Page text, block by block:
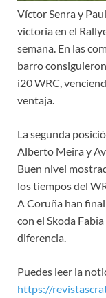
Víctor Senra y
victoria en el
semana. En las
barro
i20 WRC,
ventaja.
La segunda
Alberto Meira y
Buen nivel
los tiempos del
A Coruña han
con el Skoda
diferencia.
Puedes leer la
https://